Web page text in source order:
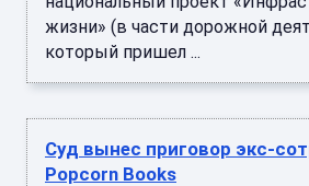
жизни» (в части дорожной
который пришел ...
Суд вынес приговор экс-
Popcorn Books